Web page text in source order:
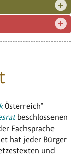
Österreich"
beschlossenen
Fachsprache
hat jeder Bürger
und